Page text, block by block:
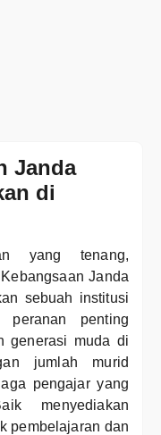
Janda
di
yang tenang,
Janda
sebuah institusi
peranan penting
generasi muda di
jumlah murid
pengajar yang
menyediakan
pembelajaran dan